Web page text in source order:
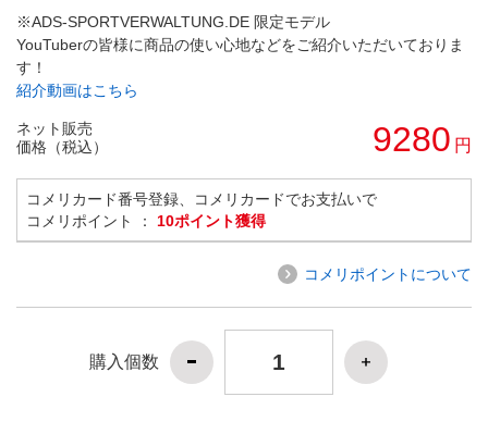
※ADS-SPORTVERWALTUNG.DE 限定モデル
YouTuberの皆様に商品の使い心地などをご紹介いただいておりま
す！
紹介動画はこちら
ネット販売
価格（税込）
9280 円
コメリカード番号登録、コメリカードでお支払いで
コメリポイント ： 10ポイント獲得
コメリポイントについて
購入個数